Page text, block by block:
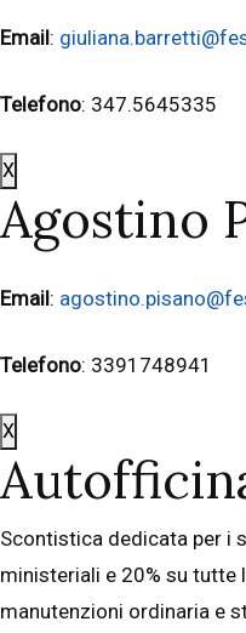
Email:
Telefono: 347.5645335
X
Agostino
Email:
Telefono: 3391748941
X
Scontistica dedicata per i
ministeriali e 20% su tutte
manutenzioni ordinaria e